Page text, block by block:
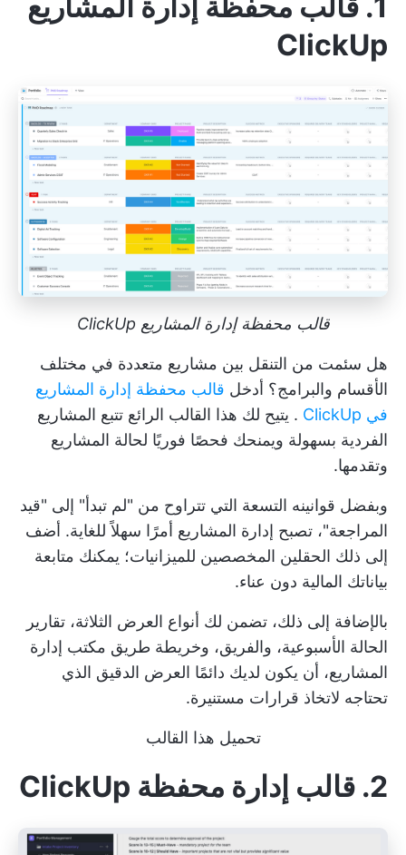
ClickUp
قالب محفظة إدارة المشاريع ClickUp
هل سئمت من التنقل بين مشاريع متعددة في مختلف
الأقسام والبرامج؟ أدخل قالب محفظة إدارة المشاريع
في ClickUp
. يتيح لك هذا القالب الرائع تتبع المشاريع
الفردية بسهولة ويمنحك فحصًا فوريًا لحالة المشاريع
وتقدمها.
وبفضل قوانينه التسعة التي تتراوح من "لم تبدأ" إلى "قيد
المراجعة"، تصبح إدارة المشاريع أمرًا سهلاً للغاية. أضف
إلى ذلك الحقلين المخصصين للميزانيات؛ يمكنك متابعة
بياناتك المالية دون عناء.
بالإضافة إلى ذلك، تضمن لك أنواع العرض الثلاثة، تقارير
الحالة الأسبوعية، والفريق، وخريطة طريق مكتب إدارة
المشاريع، أن يكون لديك دائمًا العرض الدقيق الذي
تحتاجه لاتخاذ قرارات مستنيرة.
تحميل هذا القالب
2. قالب إدارة محفظة ClickUp